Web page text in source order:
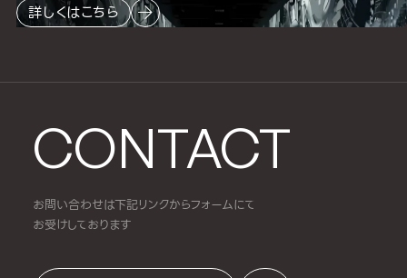
CONTACT
お問い合わせは下記リンクからフォームにて
お受けしております
詳しくはこちら